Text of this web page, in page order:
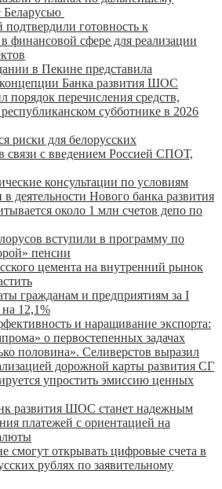
Беларусью
подтвердили готовность к
финансовой сфере для реализации
в Пекине представила
Банка развития ШОС
перечисления средств,
субботнике в 2026
риски для белорусских
связи с введением Россией СПОТ,
консультации по условиям
в деятельности Нового банка развития
около 1 млн счетов депо по
вступили в программу по
пенсии
цемента на внутренний рынок
гражданам и предприятиям за I
12,1%
и наращивание экспорта:
о первостепенных задачах
половина». Селиверстов выразил
дорожной карты развития СГ
упростить эмиссию ценных
развития ШОС станет надежным
платежей с ориентацией на
смогут открывать цифровые счета в
рублях по заявительному